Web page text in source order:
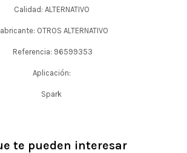
Calidad: ALTERNATIVO
OTROS ALTERNATIVO
Referencia: 96599353
Aplicación:
Spark
te pueden interesar